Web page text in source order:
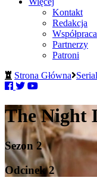
Kontakt
Redakcja
Współpraca
Partnerzy
Patroni
Strona Główna Serial
The Night
Sezon 2
Odcinek 2